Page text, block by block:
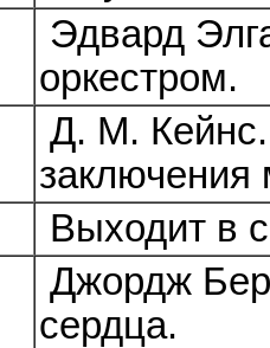
Эдвард
оркестром.
Д. М. Кейнс.
заключения
Выходит в
Джордж
сердца.